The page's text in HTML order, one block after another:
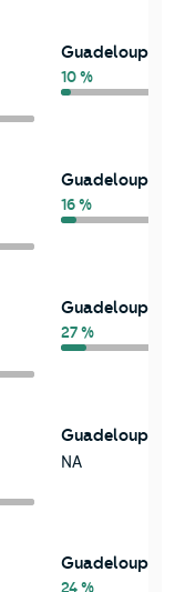
Guadeloupe
10 %
Guadeloupe
16 %
Guadeloupe
27 %
Guadeloupe
NA
Guadeloupe
24 %